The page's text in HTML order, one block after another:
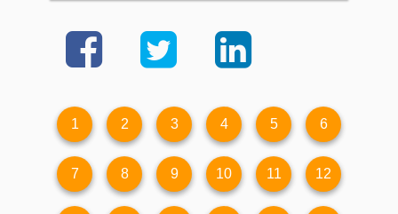
1 2 3 4 5 6
7 8 9 10 11 12